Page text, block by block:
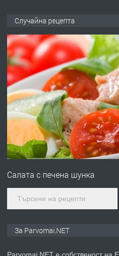
ПРЕДЛАГА Работа
ПРЕДЛАГА
Първи
Случайна рецепта
Салата с печена шунка
За Parvomai.NET